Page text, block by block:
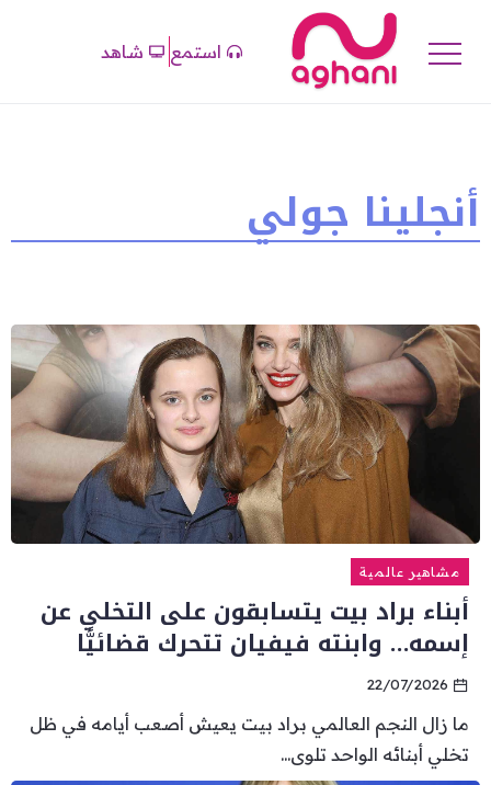
استمع شاهد
أنجلينا جولي
مشاهير عالمية
أبناء براد بيت يتسابقون على التخلي عن
إسمه… وابنته فيفيان تتحرك قضائيًّا
22/07/2026
ما زال النجم العالمي براد بيت يعيش أصعب أيامه في ظل
تخلي أبنائه الواحد تلوى...